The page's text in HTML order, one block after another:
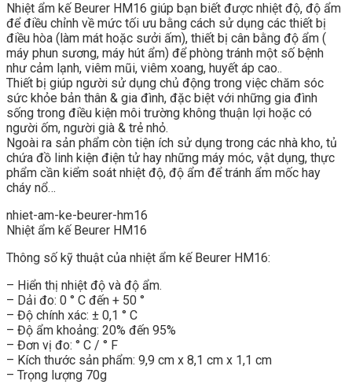
Nhiệt ẩm kế Beurer HM16 giúp bạn biết được nhiệt độ, độ ẩm
để điều chỉnh về mức tối ưu bằng cách sử dụng các thiết bị
điều hòa (làm mát hoặc sưởi ấm), thiết bị cân bằng độ ẩm (
máy phun sương, máy hút ẩm) để phòng tránh một số bệnh
như cảm lạnh, viêm mũi, viêm xoang, huyết áp cao..
Thiết bị giúp người sử dụng chủ động trong việc chăm sóc
sức khỏe bản thân & gia đình, đặc biệt với những gia đình
sống trong điều kiện môi trường không thuận lợi hoặc có
người ốm, người già & trẻ nhỏ.
Ngoài ra sản phẩm còn tiện ích sử dụng trong các nhà kho, tủ
chứa đồ linh kiện điện tử hay những máy móc, vật dụng, thực
phẩm cần kiểm soát nhiệt độ, độ ẩm để tránh ẩm mốc hay
cháy nổ…
nhiet-am-ke-beurer-hm16
Nhiệt ẩm kế Beurer HM16
Thông số kỹ thuật của nhiệt ẩm kế Beurer HM16:
– Hiển thị nhiệt độ và độ ẩm.
– Dải đo: 0 ° C đến + 50 °
– Độ chính xác: ± 0,1 ° C
– Độ ẩm khoảng: 20% đến 95%
– Đơn vị đo: ° C / ° F
– Kích thước sản phẩm: 9,9 cm x 8,1 cm x 1,1 cm
– Trọng lượng 70g